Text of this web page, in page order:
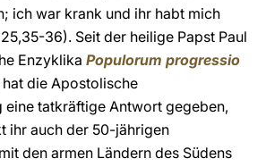
ich war krank und ihr habt mich
25,35-36). Seit der heilige Papst Paul
Enzyklika Populorum progressio
die Apostolische
eine tatkräftige Antwort gegeben,
ihr auch der 50-jährigen
den armen Ländern des Südens